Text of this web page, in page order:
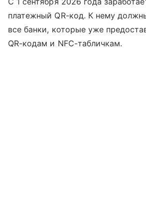
платежный QR-код. К нему
все банки, которые уже
QR-кодам и NFC-табличкам.